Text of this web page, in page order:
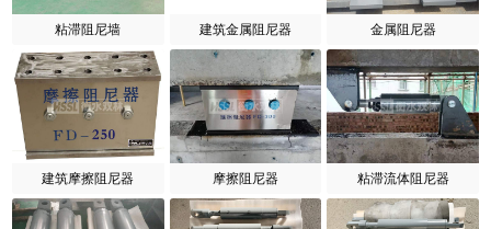
粘滞阻尼墙 建筑金属阻尼器 金属阻尼器
建筑摩擦阻尼器 摩擦阻尼器 粘滞流体阻尼器